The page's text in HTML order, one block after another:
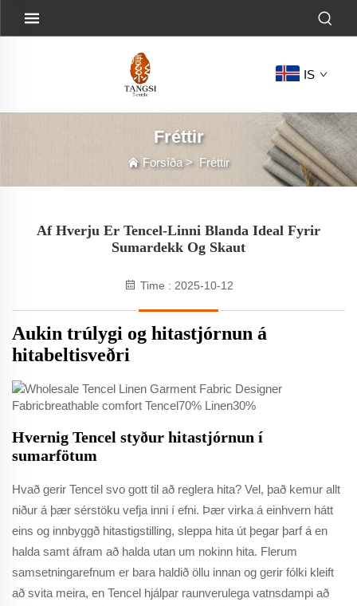
IS
Fréttir
Forsíða> Fréttir
Af Hverju Er Tencel-Linni Blanda Ideal Fyrir
Sumardekk Og Skaut
Time : 2025-10-12
Aukin trúlygi og hitastjórnun á
hitabeltisveðri
Hvernig Tencel styður hitastjórnun í
sumarfötum
Hvað gerir Tencel svo gott til að reglera hita? Vel, það kemur allt
niður á þær sérstöku vefja inni í efni. Þær virka á einhvern hátt
eins og innbyggð hitastigstilling, sleppa hita út þegar þarf á en
halda samt áfram að halda utan um nokinn hita. Flerum
samsetningarefnum er bara haldið öllu innan og gerir fólki kleift
að svita meira, en Tencel hjálpar raunverulega vatnsdampi að